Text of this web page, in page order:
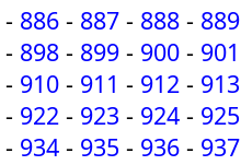
- 886 - 887 - 888 - 889
- 898 - 899 - 900 - 901
- 910 - 911 - 912 - 913
- 922 - 923 - 924 - 925
- 934 - 935 - 936 - 937